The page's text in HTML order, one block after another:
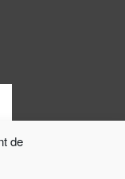
de